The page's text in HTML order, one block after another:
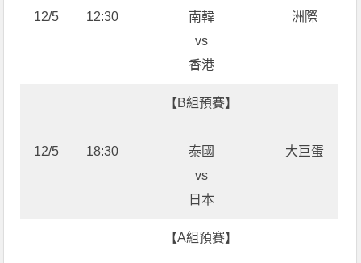
12/5 12:30
南韓
vs
香港
洲際
12/5 18:30
【B組預賽】
泰國
vs
日本
大巨蛋
【A組預賽】